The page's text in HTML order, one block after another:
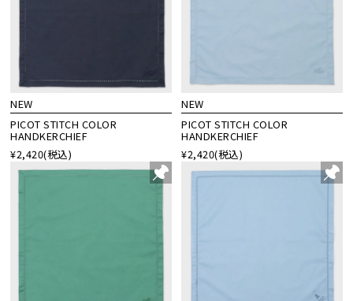
NEW
PICOT STITCH COLOR
HANDKERCHIEF
¥2,420(税込)
NEW
PICOT STITCH COLOR
HANDKERCHIEF
¥2,420(税込)